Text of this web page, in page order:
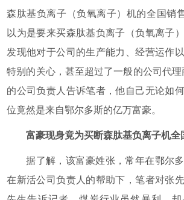
森肽基负离子（负氧离子）机的全国销
以为是要来买森肽基负离子（负氧离子
发现他对于公司的生产能力、经营运作
特别的关心，甚至超过了一般的公司代
的公司负责人告诉笔者，他自己无论如
位竟然是来自鄂尔多斯的亿万富豪。
富豪现身竟为买断森肽基负离子
据了解，该富豪姓张，常年在鄂尔
在新活公司负责人的帮助下，笔者对张